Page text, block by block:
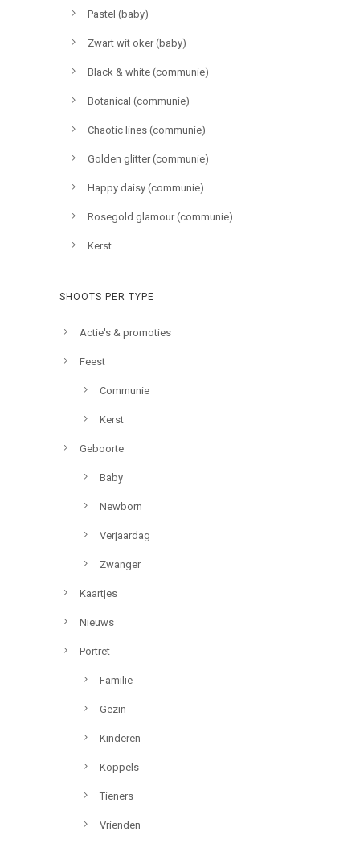
Pastel (baby)
Zwart wit oker (baby)
Black & white (communie)
Botanical (communie)
Chaotic lines (communie)
Golden glitter (communie)
Happy daisy (communie)
Rosegold glamour (communie)
Kerst
SHOOTS PER TYPE
Actie's & promoties
Feest
Communie
Kerst
Geboorte
Baby
Newborn
Verjaardag
Zwanger
Kaartjes
Nieuws
Portret
Familie
Gezin
Kinderen
Koppels
Tieners
Vrienden